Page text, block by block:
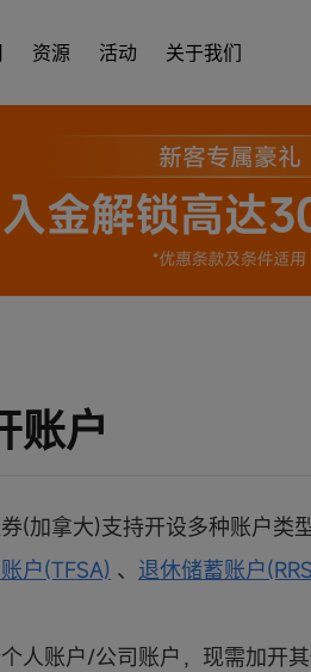
资源 活动 关于我们
账户
(加拿大)支持开设多种账户类
户(TFSA) 、 退休储蓄账户
人账户/公司账户，现需加开